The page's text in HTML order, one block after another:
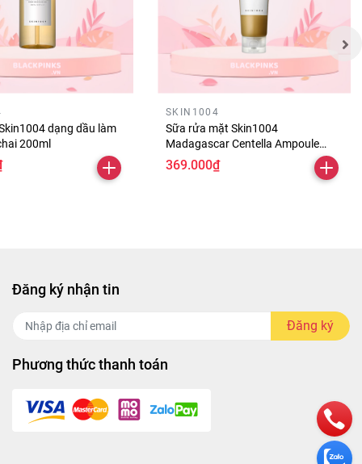
dạng dầu làm
200ml
SKIN1004
Sữa rửa mặt Skin1004
Madagascar Centella Ampoule
Foam 125ml
369.000₫
Đăng ký nhận tin
Đăng ký
Phương thức thanh toán